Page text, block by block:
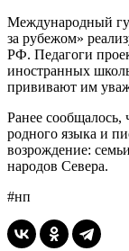
Международный
за рубежом»
РФ. Педагоги
иностранных
прививают им
Ранее сообщалось,
родного языка и
возрождение:
народов Севера.
#нп